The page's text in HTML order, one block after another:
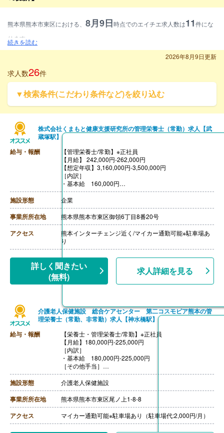
熊本県熊本市東区における、 8月9日時点でのエイチエ求人数は11件にな
ります。
募集資格別に見ると、管理栄養士求人が36.4%、調理師求人が36.4%、栄養士
雇用形態別に見ると、常勤求人が63.6%、常勤・非常勤求人が36.4%となりま
す。
施設形態別に見ると、病院・クリニック求人が54.5%、介護・福祉求人が27.
3%、その他求人が18.2%となります。
続きを読む
2026年8月9日更新
求人数26件
▼検索条件(こだわり条件など)を絞り込む
株式会社くまもと健康支援研究所の管理栄養士（常勤）求人【武
蔵塚駅】
給与・報酬
【管理栄養士/常勤】※正社員
【月給】 242,000円-262,000円
【想定年収】3,160,000円-3,500,000円
［内訳］
・基本給 160,000円
・固定残業代 42,000円
・諸⼿当 40,000円
［その他手当］
・役職⼿当 10,000円-100,000円
・資格⼿当 健康運動実践指導者2,000円、健康運動指
導⼠15,000円
・能⼒⼿当 5,000円-25,000円※社内試験合格後⽀給
・住宅補助 補助上限20,000円※家賃の半額を補助
過から⽀給対象
【通勤手当】あり（上限20,000円/月）
【昇給】年1回（1月あたり0円-10,000円）※前年度実績
【退職金】なし
施設形態 企業
事業所所在地 熊本県熊本市東区御領6丁目8番20号
アクセス
熊本インターチェンジ近く/マイカー通勤可能※駐車場あ
り
詳しく聞きたい
(無料)
求人詳細を見る
介護老人保健施設 総合ケアセンター 第二コスモピア熊本の管
理栄養士（常勤、非常勤）求人【神水橋駅】
給与・報酬
【栄養士・管理栄養士/常勤】※正社員
【月給】180,000円-225,000円
［内訳］
・基本給 180,000円-225,000円
［その他手当］
・資格手当（栄養士） 3,000円
・家族手当 3,000円-5,000円
・住居手当 15,000円
【賞与】年2回（計2.50ヶ月分）※前年度実績
【通勤手当】あり（上限19,500円/月）
【昇給】あり（1月あたり1,000円-2,000円）※前年度実
績
施設形態 介護老人保健施設
事業所所在地 熊本県熊本市東区尾ノ上1-8-8
アクセス マイカー通勤可能※駐車場あり（駐車場代:2,000円/月）